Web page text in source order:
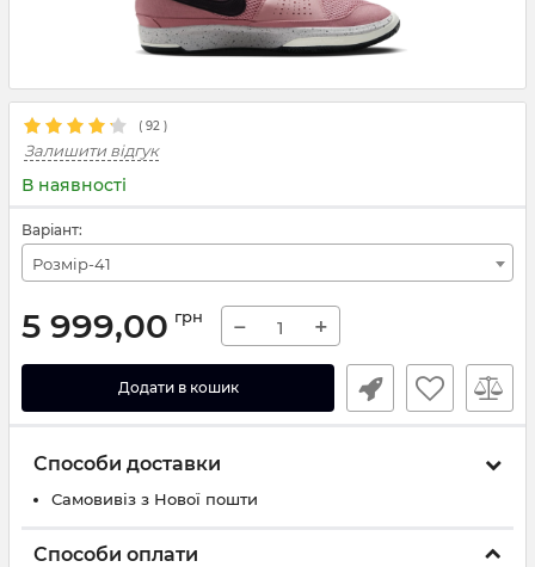
( 92 )
Залишити відгук
В наявності
Варіант:
Розмір-41
5 999,00 грн − +
Додати в кошик
Способи доставки
Самовивіз з Нової пошти
Способи оплати